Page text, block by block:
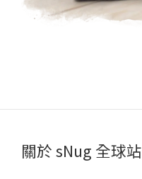
關於 sNug 全球站